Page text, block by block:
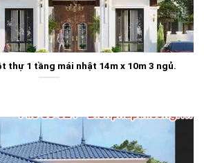
thự 1 tầng mái nhật 14m x 10m 3 ngủ.